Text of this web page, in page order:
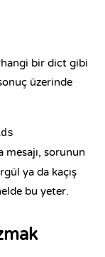
bir dict gibi
üzerinde
mesajı, sorunun
ya da kaçış
bu yeter.